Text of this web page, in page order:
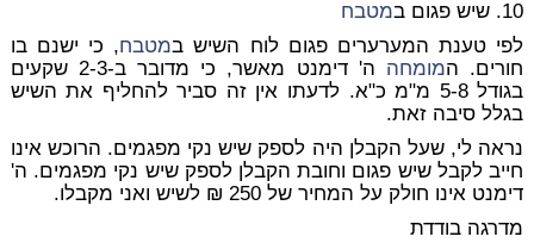
10. שיש פגום ב
מטבח
לפי טענת המערערים פגום לוח השיש במטבח, כי ישנם בו
חורים. המומחה
ה' דימנט מאשר, כי מדובר ב-2-3 שקעים
בגודל 5-8 מ"מ כ"א. לדעתו אין זה סביר להחליף את השיש
בגלל סיבה זאת.
נראה לי, שעל הקבלן היה לספק שיש נקי מפגמים. הרוכש אינו
חייב לקבל שיש פגום וחובת הקבלן לספק שיש נקי מפגמים. ה'
דימנט אינו חולק על המחיר של 250 ₪ לשיש ואני מקבלו.
מדרגה בודדת